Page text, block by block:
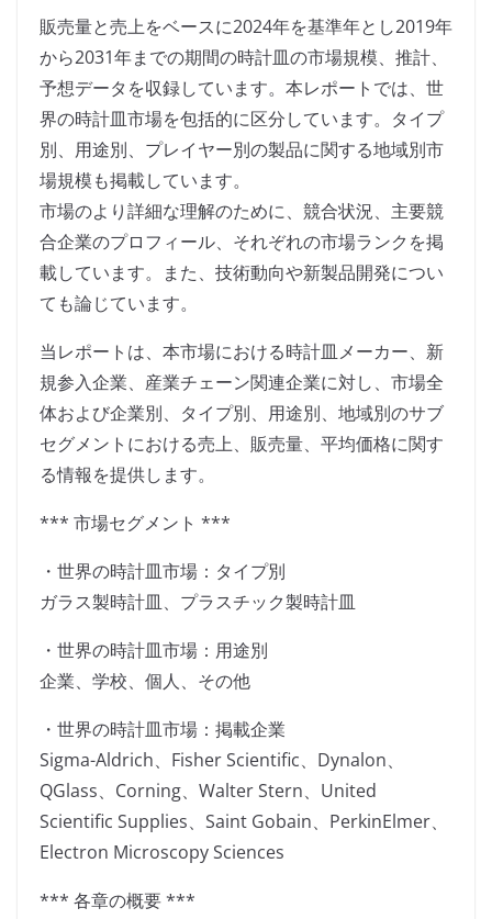
販売量と売上をベースに2024年を基準年とし2019年
から2031年までの期間の時計皿の市場規模、推計、
予想データを収録しています。本レポートでは、世
界の時計皿市場を包括的に区分しています。タイプ
別、用途別、プレイヤー別の製品に関する地域別市
場規模も掲載しています。
市場のより詳細な理解のために、競合状況、主要競
合企業のプロフィール、それぞれの市場ランクを掲
載しています。また、技術動向や新製品開発につい
ても論じています。
当レポートは、本市場における時計皿メーカー、新
規参入企業、産業チェーン関連企業に対し、市場全
体および企業別、タイプ別、用途別、地域別のサブ
セグメントにおける売上、販売量、平均価格に関す
る情報を提供します。
*** 市場セグメント ***
・世界の時計皿市場：タイプ別
ガラス製時計皿、プラスチック製時計皿
・世界の時計皿市場：用途別
企業、学校、個人、その他
・世界の時計皿市場：掲載企業
Sigma-Aldrich、Fisher Scientific、Dynalon、
QGlass、Corning、Walter Stern、United
Scientific Supplies、Saint Gobain、PerkinElmer、
Electron Microscopy Sciences
*** 各章の概要 ***